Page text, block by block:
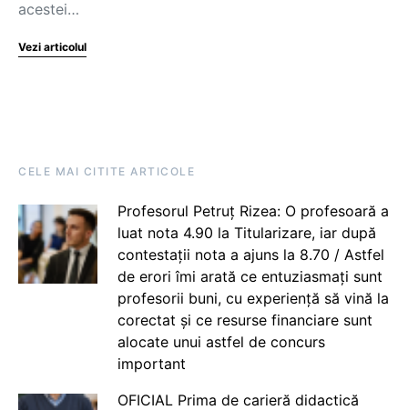
acestei…
Vezi articolul
CELE MAI CITITE ARTICOLE
Profesorul Petruț Rizea: O profesoară a
luat nota 4.90 la Titularizare, iar după
contestații nota a ajuns la 8.70 / Astfel
de erori îmi arată ce entuziasmați sunt
profesorii buni, cu experiență să vină la
corectat și ce resurse financiare sunt
alocate unui astfel de concurs
important
OFICIAL Prima de carieră didactică